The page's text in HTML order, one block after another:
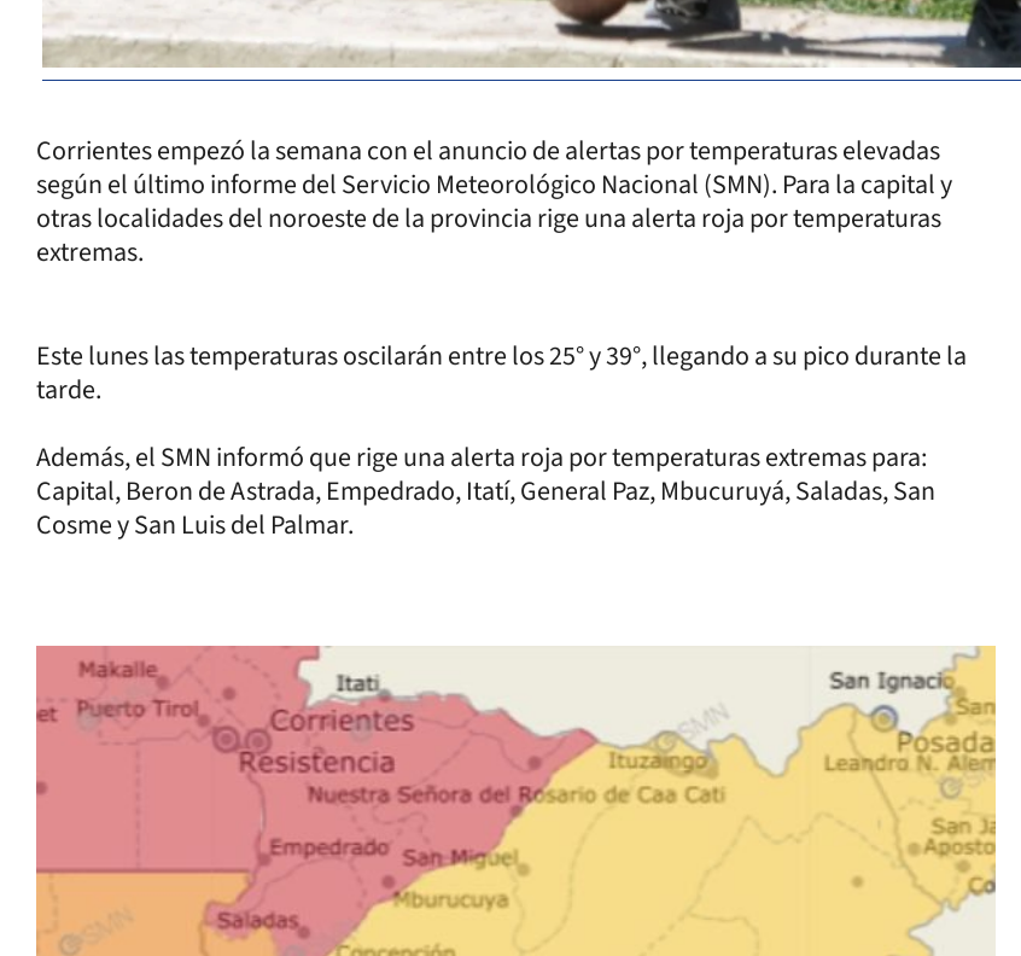
Corrientes empezó la semana con el anuncio de alertas por temperaturas elevadas
según el último informe del Servicio Meteorológico Nacional (SMN). Para la capital y
otras localidades del noroeste de la provincia rige una alerta roja por temperaturas
extremas.
Este lunes las temperaturas oscilarán entre los 25° y 39°, llegando a su pico durante la
tarde.
Además, el SMN informó que rige una alerta roja por temperaturas extremas para:
Capital, Beron de Astrada, Empedrado, Itatí, General Paz, Mbucuruyá, Saladas, San
Cosme y San Luis del Palmar.